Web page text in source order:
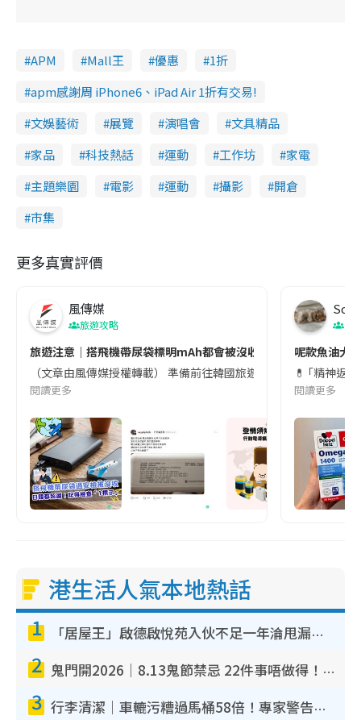
APM Mall王 優惠
1折
apm感謝周 iPhone6、iPad Air 1折有交易!
文娛藝術
展覽 演唱會
文具精品
家品
科技熱話 運動 工作坊
家電
主題樂園
電影 運動 攝影
開倉
市集
更多真實評價
風傳媒
旅遊攻略
旅遊注意｜搭飛機帶尿袋標明mAh都會被沒收😱出發前切記檢查
（文章由風傳媒授權轉載） 準備前往韓國旅遊的民眾，近期要
閱讀更多
Soul
呢款魚油大
💊 ｢精神返
閱讀更多
港生活人氣本地熱話
1 「居屋王」啟德啟悅苑入伙不足一年淪甩漏之王！插頭噴火花致大停電 多戶業主全屋家電報銷
2 鬼門開2026｜8.13鬼節禁忌 22件事唔做得！燒肉、刺身要少食？半夜勿吹口哨/打呢個電話
3 行李清潔｜車轆污糟過馬桶58倍！專家警告忌用酒精抹 教1招免污手除菌